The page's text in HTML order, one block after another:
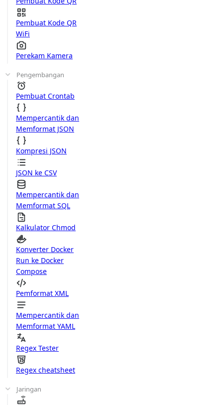
Pembuat Kode QR
WiFi
Perekam Kamera
Pengembangan
Pembuat Crontab
Mempercantik dan
Memformat JSON
Kompresi JSON
JSON ke CSV
Mempercantik dan
Memformat SQL
Kalkulator Chmod
Konverter Docker
Run ke Docker
Compose
Pemformat XML
Mempercantik dan
Memformat YAML
Regex Tester
Regex cheatsheet
Jaringan